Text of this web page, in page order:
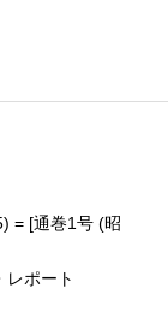
= [通巻1号 (昭
レポート